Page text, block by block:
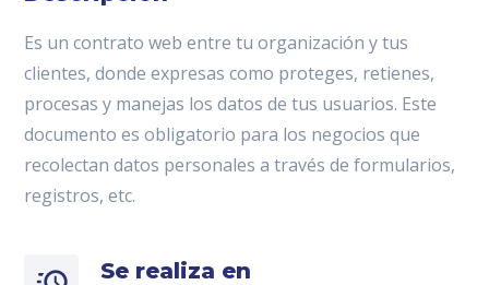
Es un contrato web entre tu organización y tus
clientes, donde expresas como proteges, retienes,
procesas y manejas los datos de tus usuarios. Este
documento es obligatorio para los negocios que
recolectan datos personales a través de formularios,
registros, etc.
Se realiza en